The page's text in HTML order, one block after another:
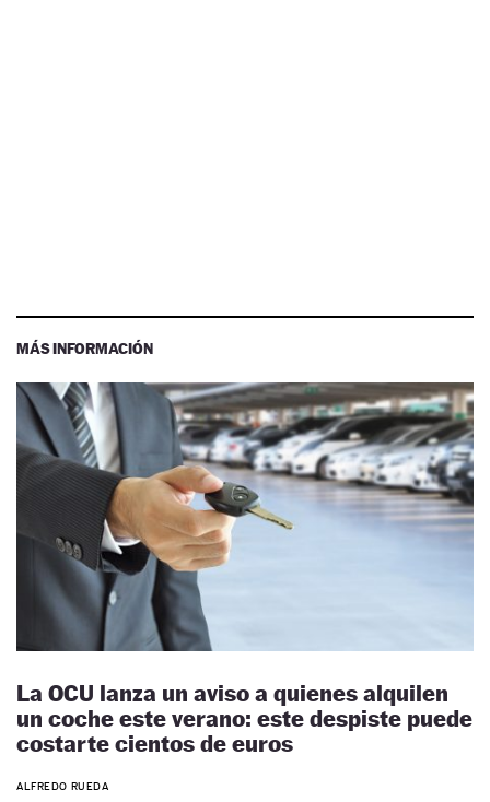
MÁS INFORMACIÓN
La OCU lanza un aviso a quienes alquilen
un coche este verano: este despiste puede
costarte cientos de euros
ALFREDO RUEDA